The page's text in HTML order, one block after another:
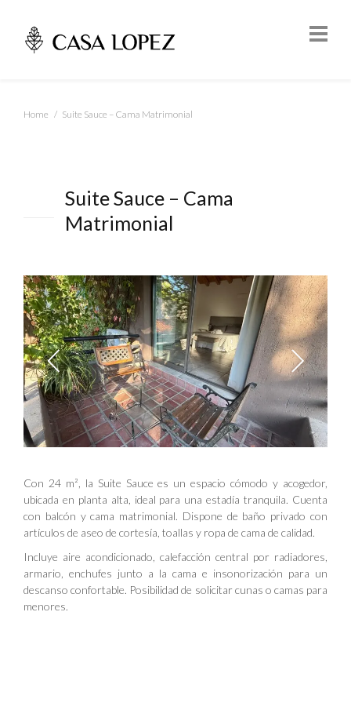
Home Suite Sauce – Cama Matrimonial
Suite Sauce – Cama
Matrimonial
Con 24 m², la Suite Sauce es un espacio cómodo y acogedor,
ubicada en planta alta, ideal para una estadía tranquila. Cuenta
con balcón y cama matrimonial. Dispone de baño privado con
artículos de aseo de cortesía, toallas y ropa de cama de calidad.
Incluye aire acondicionado, calefacción central por radiadores,
armario, enchufes junto a la cama e insonorización para un
descanso confortable. Posibilidad de solicitar cunas o camas para
menores.